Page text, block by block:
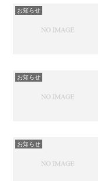
お知らせ
お知らせ
お知らせ